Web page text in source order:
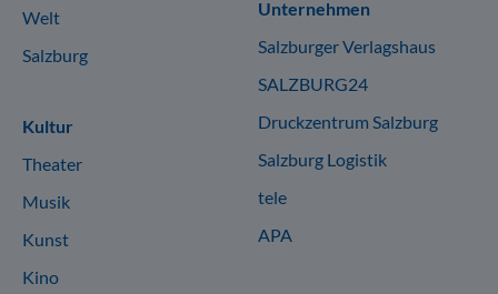
Welt
Salzburg
Kultur
Theater
Musik
Kunst
Kino
Unternehmen
Salzburger Verlagshaus
SALZBURG24
Druckzentrum Salzburg
Salzburg Logistik
tele
APA